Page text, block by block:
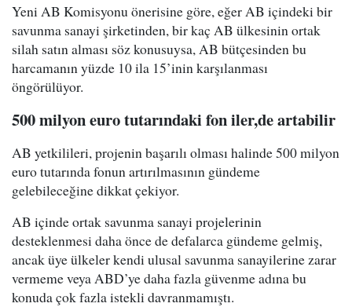
Yeni AB Komisyonu önerisine göre, eğer AB içindeki bir
savunma sanayi şirketinden, bir kaç AB ülkesinin ortak
silah satın alması söz konusuysa, AB bütçesinden bu
harcamanın yüzde 10 ila 15’inin karşılanması
öngörülüyor.
500 milyon euro tutarındaki fon iler,de artabilir
AB yetkilileri, projenin başarılı olması halinde 500 milyon
euro tutarında fonun artırılmasının gündeme
gelebileceğine dikkat çekiyor.
AB içinde ortak savunma sanayi projelerinin
desteklenmesi daha önce de defalarca gündeme gelmiş,
ancak üye ülkeler kendi ulusal savunma sanayilerine zarar
vermeme veya ABD’ye daha fazla güvenme adına bu
konuda çok fazla istekli davranmamıştı.